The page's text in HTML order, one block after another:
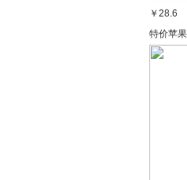
￥28.6
特价苹